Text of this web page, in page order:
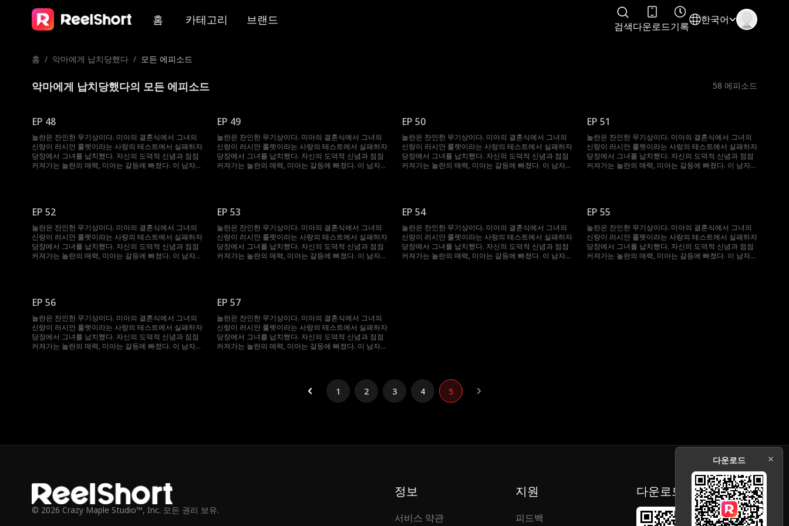
홈 카테고리 브랜드
검색다운로드기록
한국어
홈 / 악마에게 납치당했다 / 모든 에피소드
악마에게 납치당했다의 모든 에피소드 58 에피소드
EP 48
놀란은 잔인한 무기상이다. 미아의 결혼식에서 그녀의
신랑이 러시안 룰렛이라는 사랑의 테스트에서 실패하자
당장에서 그녀를 납치했다. 자신의 도덕적 신념과 점점
커져가는 놀란의 매력, 미아는 갈등에 빠졌다. 이 남자는
EP 49
놀란은 잔인한 무기상이다. 미아의 결혼식에서 그녀의
신랑이 러시안 룰렛이라는 사랑의 테스트에서 실패하자
당장에서 그녀를 납치했다. 자신의 도덕적 신념과 점점
커져가는 놀란의 매력, 미아는 갈등에 빠졌다. 이 남자는
EP 50
놀란은 잔인한 무기상이다. 미아의 결혼식에서 그녀의
신랑이 러시안 룰렛이라는 사랑의 테스트에서 실패하자
당장에서 그녀를 납치했다. 자신의 도덕적 신념과 점점
커져가는 놀란의 매력, 미아는 갈등에 빠졌다. 이 남자는
EP 51
놀란은 잔인한 무기상이다. 미아의 결혼식에서 그녀의
신랑이 러시안 룰렛이라는 사랑의 테스트에서 실패하자
당장에서 그녀를 납치했다. 자신의 도덕적 신념과 점점
커져가는 놀란의 매력, 미아는 갈등에 빠졌다. 이 남자는
EP 52
놀란은 잔인한 무기상이다. 미아의 결혼식에서 그녀의
신랑이 러시안 룰렛이라는 사랑의 테스트에서 실패하자
당장에서 그녀를 납치했다. 자신의 도덕적 신념과 점점
커져가는 놀란의 매력, 미아는 갈등에 빠졌다. 이 남자는
EP 53
놀란은 잔인한 무기상이다. 미아의 결혼식에서 그녀의
신랑이 러시안 룰렛이라는 사랑의 테스트에서 실패하자
당장에서 그녀를 납치했다. 자신의 도덕적 신념과 점점
커져가는 놀란의 매력, 미아는 갈등에 빠졌다. 이 남자는
EP 54
놀란은 잔인한 무기상이다. 미아의 결혼식에서 그녀의
신랑이 러시안 룰렛이라는 사랑의 테스트에서 실패하자
당장에서 그녀를 납치했다. 자신의 도덕적 신념과 점점
커져가는 놀란의 매력, 미아는 갈등에 빠졌다. 이 남자는
EP 55
놀란은 잔인한 무기상이다. 미아의 결혼식에서 그녀의
신랑이 러시안 룰렛이라는 사랑의 테스트에서 실패하자
당장에서 그녀를 납치했다. 자신의 도덕적 신념과 점점
커져가는 놀란의 매력, 미아는 갈등에 빠졌다. 이 남자는
EP 56
놀란은 잔인한 무기상이다. 미아의 결혼식에서 그녀의
신랑이 러시안 룰렛이라는 사랑의 테스트에서 실패하자
당장에서 그녀를 납치했다. 자신의 도덕적 신념과 점점
커져가는 놀란의 매력, 미아는 갈등에 빠졌다. 이 남자는
EP 57
놀란은 잔인한 무기상이다. 미아의 결혼식에서 그녀의
신랑이 러시안 룰렛이라는 사랑의 테스트에서 실패하자
당장에서 그녀를 납치했다. 자신의 도덕적 신념과 점점
커져가는 놀란의 매력, 미아는 갈등에 빠졌다. 이 남자는
1 2 3 4 5
© 2026 Crazy Maple Studio™, Inc. 모든 권리 보유.
정보
서비스 약관
지원
피드백
다운로드
다운로드